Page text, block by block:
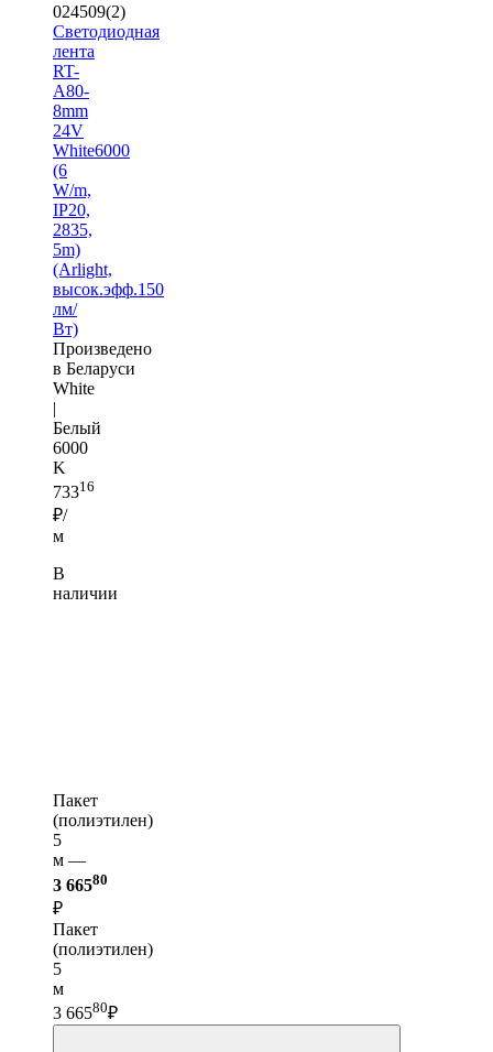
024509(2)
Светодиодная
лента
RT-
A80-
8mm
24V
White6000
(6
W/m,
IP20,
2835,
5m)
(Arlight,
высок.эфф.150
лм/
Вт)
Произведено
в Беларуси
White
|
Белый
6000
K
73316
₽/
м
В
наличии
Пакет
(полиэтилен)
5
м —
3 66580
₽
Пакет
(полиэтилен)
5
м
3 66580₽